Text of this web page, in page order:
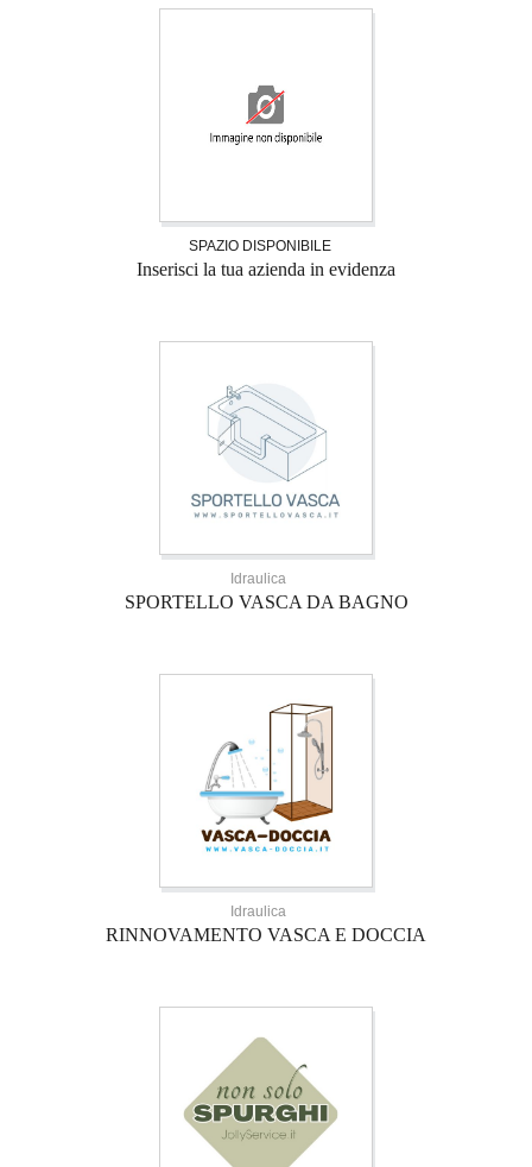
SPAZIO DISPONIBILE
Inserisci la tua azienda in evidenza
Idraulica
SPORTELLO VASCA DA BAGNO
Idraulica
RINNOVAMENTO VASCA E DOCCIA